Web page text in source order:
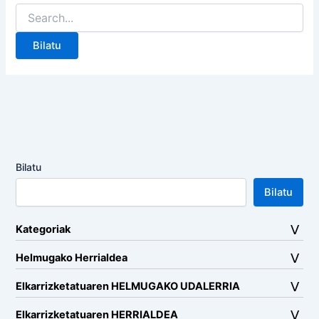
Search
for:
Bilatu
Bilatu
Kategoriak
Helmugako Herrialdea
Elkarrizketatuaren HELMUGAKO UDALERRIA
Elkarrizketatuaren HERRIALDEA